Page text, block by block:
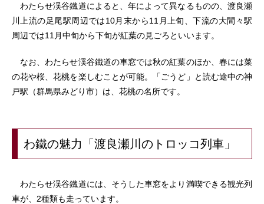
わたらせ渓谷鐵道によると、年によって異なるものの、渡良瀬
川上流の足尾駅周辺では10月末から11月上旬、下流の大間々駅
周辺では11月中旬から下旬が紅葉の見ごろといいます。
なお、わたらせ渓谷鐵道の車窓では秋の紅葉のほか、春には菜
の花や桜、花桃を楽しむことが可能。「ごうど」と読む途中の神
戸駅（群馬県みどり市）は、花桃の名所です。
わ鐵の魅力「渡良瀬川のトロッコ列車」
わたらせ渓谷鐵道には、そうした車窓をより満喫できる観光列
車が、2種類も走っています。